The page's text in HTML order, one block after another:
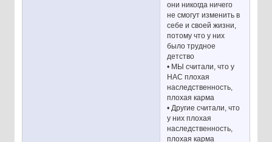
они никогда ничего
не смогут изменить в
себе и своей жизни,
потому что у них
было трудное
детство
• МЫ считали, что у
НАС плохая
наследственность,
плохая карма
• Другие считали, что
у них плохая
наследственность,
плохая карма